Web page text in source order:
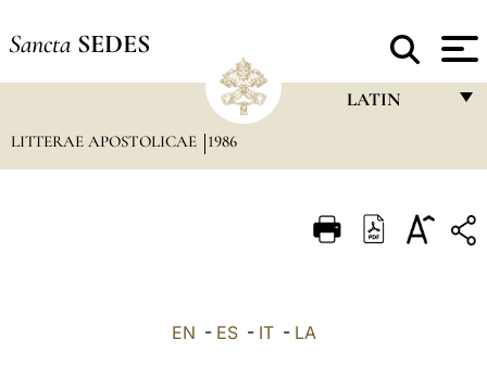
Sancta SEDES
LATIN
ITALIANO
LITTERAE APOSTOLICAE 1986
EN - ES- IT- LA